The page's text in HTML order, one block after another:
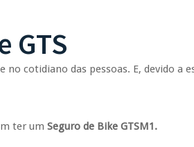
GTS
no cotidiano das pessoas. E, devido
ter um Seguro de Bike GTSM1.